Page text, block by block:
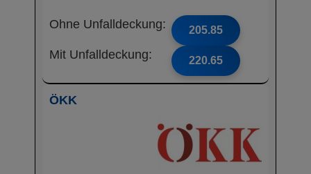
Ohne Unfalldeckung: 205.85
Mit Unfalldeckung: 220.65
ÖKK